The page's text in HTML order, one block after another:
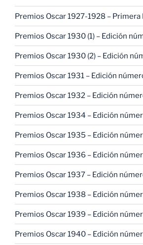
Premios Oscar 1927-1928 – Primera
Premios Oscar 1930 (1) – Edición
Premios Oscar 1930 (2) – Edición
Premios Oscar 1931 – Edición
Premios Oscar 1932 – Edición
Premios Oscar 1934 – Edición
Premios Oscar 1935 – Edición
Premios Oscar 1936 – Edición
Premios Oscar 1937 – Edición
Premios Oscar 1938 – Edición
Premios Oscar 1939 – Edición
Premios Oscar 1940 – Edición